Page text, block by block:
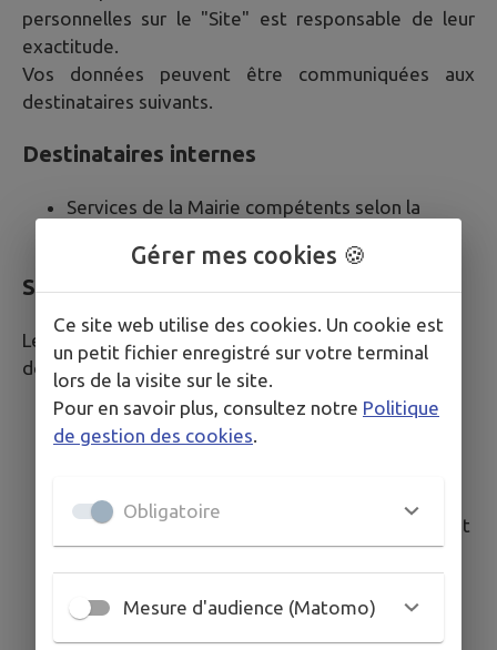
personnelles sur le "Site" est responsable de leur
exactitude.
Vos données peuvent être communiquées aux
destinataires suivants.
Destinataires internes
Services de la Mairie compétents selon la
Sous-traitants et prestataires techniques
Les sous-traitants suivants peuvent accéder à vos
données dans le cadre strict de leurs missions :
IntraMuros SAS : édition et hébergement du
site internet
France, situés en France
Mission : maintenance technique, hébergement
sécurisé
Localisation : Auto-hébergée
Gérer mes cookies 🍪
Ce site web utilise des cookies. Un cookie est
un petit fichier enregistré sur votre terminal
lors de la visite sur le site.
Pour en savoir plus, consultez notre Politique
de gestion des cookies
Obligatoire
Mesure d'audience (Matomo)